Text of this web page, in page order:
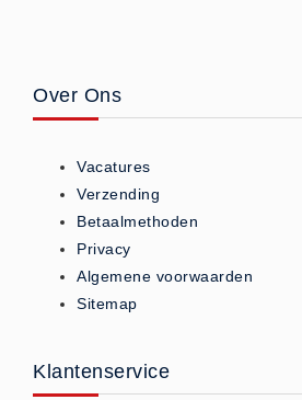
Stoelen (5)
Zaklampen (9)
Keurmeester NEN-3140 (1)
Kliklijsten en vitrines
Kliklijsten en vitrines (2)
Lesboeken
Over Ons
Vacatures
Verzending
Betaalmethoden
Privacy
Algemene voorwaarden
Sitemap
Klantenservice